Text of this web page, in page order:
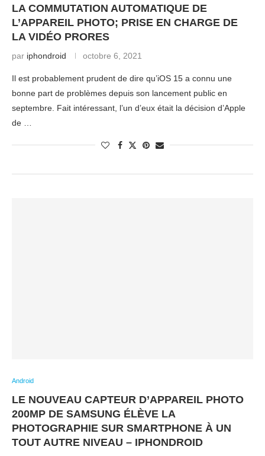
LA COMMUTATION AUTOMATIQUE DE
L’APPAREIL PHOTO; PRISE EN CHARGE DE
LA VIDÉO PRORES
par iphondroid octobre 6, 2021
Il est probablement prudent de dire qu’iOS 15 a connu une
bonne part de problèmes depuis son lancement public en
septembre. Fait intéressant, l’un d’eux était la décision d’Apple
de …
Android
LE NOUVEAU CAPTEUR D’APPAREIL PHOTO
200MP DE SAMSUNG ÉLÈVE LA
PHOTOGRAPHIE SUR SMARTPHONE À UN
TOUT AUTRE NIVEAU – IPHONDROID